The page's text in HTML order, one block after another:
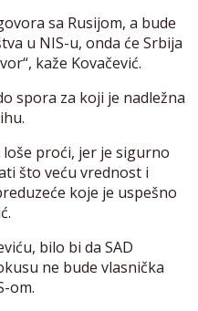
sa Rusijom, a bude
u NIS-u, onda će Srbija
kaže Kovačević.
spora za koji je nadležna
proći, jer je sigurno
što veću vrednost i
koje je uspešno
bilo bi da SAD
ne bude vlasnička
om.